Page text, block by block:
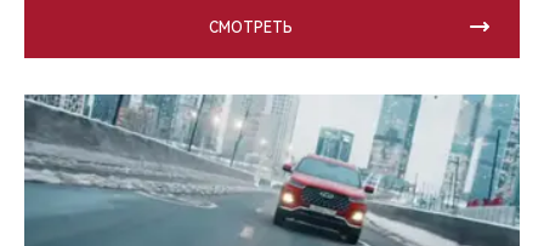
СМОТРЕТЬ